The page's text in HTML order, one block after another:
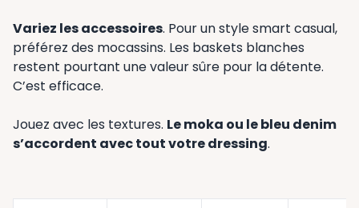
Variez les accessoires. Pour un style smart casual,
préférez des mocassins. Les baskets blanches
restent pourtant une valeur sûre pour la détente.
C’est efficace.
Jouez avec les textures. Le moka ou le bleu denim
s’accordent avec tout votre dressing.